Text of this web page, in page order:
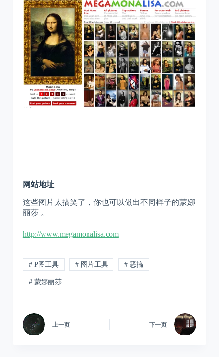
网站地址
这些图片太搞笑了，你也可以做出不同样子的蒙娜
丽莎 。
http://www.megamonalisa.com
# P图工具 # 图片工具 # 恶搞
# 蒙娜丽莎
上一页 下一页